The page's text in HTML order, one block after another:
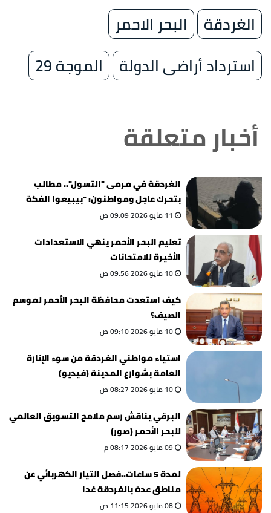
الغردقة
البحر الاحمر
استرداد أراضى الدولة
الموجة 29
أخبار متعلقة
الغردقة في مرمى "التسول".. مطالب
بتحرك عاجل ومواطنون: "بيبيعوا الفكة
بعمولة"
11 مايو 2026 09:09 ص
تعليم البحر الأحمر ينهي الاستعدادات
الأخيرة للامتحانات
10 مايو 2026 09:56 ص
كيف استعدت محافظة البحر الأحمر لموسم
الصيف؟
10 مايو 2026 09:10 ص
استياء مواطني الغردقة من سوء الإنارة
العامة بشوارع المدينة (فيديو)
10 مايو 2026 08:27 ص
البرقي يناقش رسم ملامح التسويق العالمي
للبحر الأحمر (صور)
09 مايو 2026 08:17 م
لمدة 5 ساعات..فصل التيار الكهربائي عن
مناطق عدة بالغردقة غدا
08 مايو 2026 11:15 ص